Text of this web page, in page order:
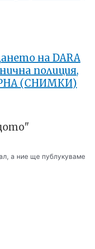
на DARA
полиция,
(СНИМКИ)
а ние ще публукуваме